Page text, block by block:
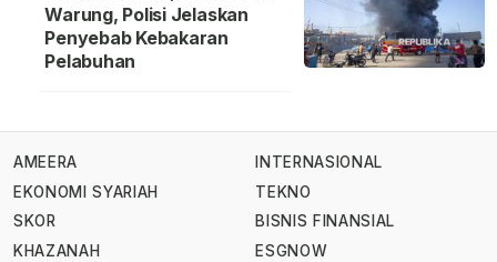
Warung, Polisi Jelaskan
Penyebab Kebakaran
Pelabuhan
AMEERA
EKONOMI SYARIAH
SKOR
KHAZANAH
INTERNASIONAL
TEKNO
BISNIS FINANSIAL
ESGNOW